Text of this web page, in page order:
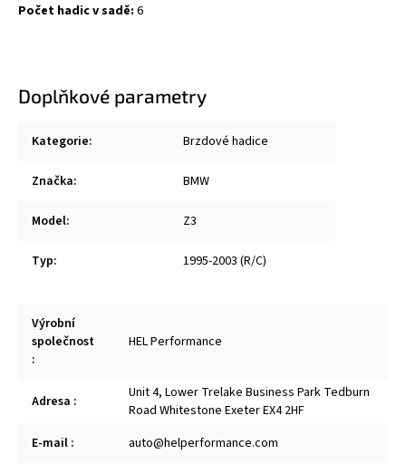
Počet hadic v sadě: 6
Doplňkové parametry
Kategorie: Brzdové hadice
Značka: BMW
Model: Z3
Typ: 1995-2003 (R/C)
Výrobní
společnost
:
HEL Performance
Adresa :
Unit 4, Lower Trelake Business Park Tedburn
Road Whitestone Exeter EX4 2HF
E-mail : auto@helperformance.com